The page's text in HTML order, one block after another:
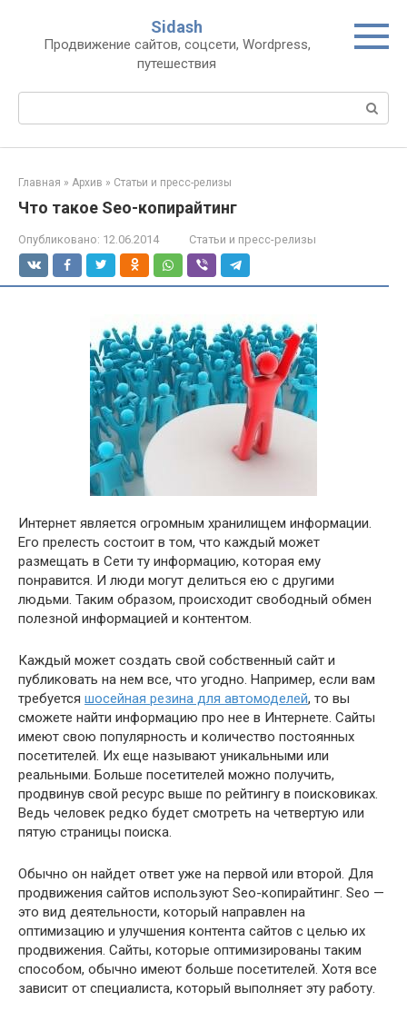
контенту
Sidash
Продвижение сайтов, соцсети, Wordpress,
путешествия
Главная » Архив » Статьи и пресс-релизы
Что такое Seo-копирайтинг
Опубликовано: 12.06.2014 Статьи и пресс-релизы
Интернет является огромным хранилищем информации.
Его прелесть состоит в том, что каждый может
размещать в Сети ту информацию, которая ему
понравится. И люди могут делиться ею с другими
людьми. Таким образом, происходит свободный обмен
полезной информацией и контентом.
Каждый может создать свой собственный сайт и
публиковать на нем все, что угодно. Например, если вам
требуется шосейная резина для автомоделей, то вы
сможете найти информацию про нее в Интернете. Сайты
имеют свою популярность и количество постоянных
посетителей. Их еще называют уникальными или
реальными. Больше посетителей можно получить,
продвинув свой ресурс выше по рейтингу в поисковиках.
Ведь человек редко будет смотреть на четвертую или
пятую страницы поиска.
Обычно он найдет ответ уже на первой или второй. Для
продвижения сайтов используют Seo-копирайтинг. Seo —
это вид деятельности, который направлен на
оптимизацию и улучшения контента сайтов с целью их
продвижения. Сайты, которые оптимизированы таким
способом, обычно имеют больше посетителей. Хотя все
зависит от специалиста, который выполняет эту работу.